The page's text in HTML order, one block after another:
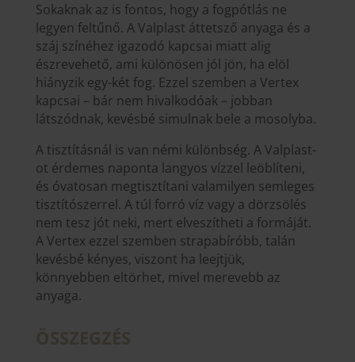
Sokaknak az is fontos, hogy a fogpótlás ne
legyen feltűnő. A Valplast áttetsző anyaga és a
száj színéhez igazodó kapcsai miatt alig
észrevehető, ami különösen jól jön, ha elöl
hiányzik egy-két fog. Ezzel szemben a Vertex
kapcsai – bár nem hivalkodóak – jobban
látszódnak, kevésbé simulnak bele a mosolyba.
A tisztításnál is van némi különbség. A Valplast-
ot érdemes naponta langyos vízzel leöblíteni,
és óvatosan megtisztítani valamilyen semleges
tisztítószerrel. A túl forró víz vagy a dörzsölés
nem tesz jót neki, mert elveszítheti a formáját.
A Vertex ezzel szemben strapabíróbb, talán
kevésbé kényes, viszont ha leejtjük,
könnyebben eltörhet, mivel merevebb az
anyaga.